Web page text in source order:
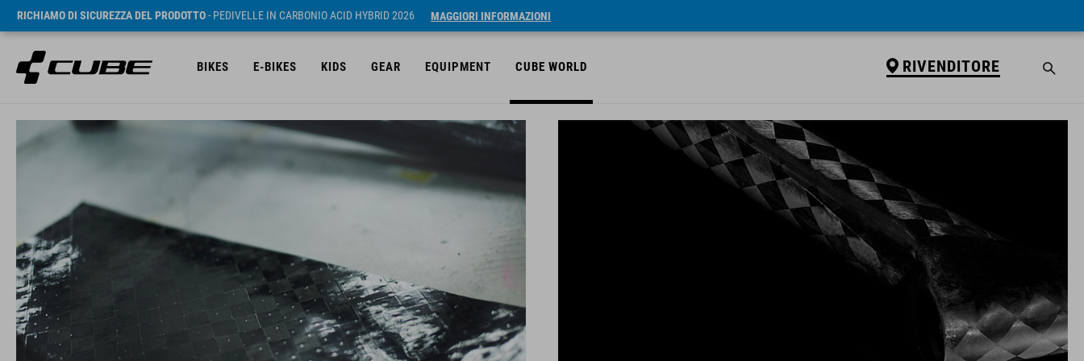
RICHIAMO DI SICUREZZA DEL PRODOTTO- PEDIVELLE IN CARBONIO ACID HYBRID 2026 MAGGIORI INFORMAZIONI
BIKES E-BIKES KIDS GEAR EQUIPMENT CUBE WORLD RIVENDITORE